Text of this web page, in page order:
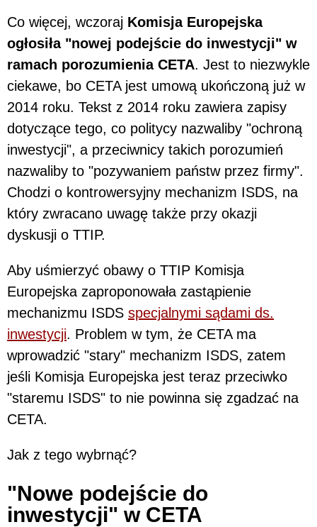
Co więcej, wczoraj Komisja Europejska
ogłosiła "nowej podejście do inwestycji" w
ramach porozumienia CETA. Jest to niezwykle
ciekawe, bo CETA jest umową ukończoną już w
2014 roku. Tekst z 2014 roku zawiera zapisy
dotyczące tego, co politycy nazwaliby "ochroną
inwestycji", a przeciwnicy takich porozumień
nazwaliby to "pozywaniem państw przez firmy".
Chodzi o kontrowersyjny mechanizm ISDS, na
który zwracano uwagę także przy okazji
dyskusji o TTIP.
Aby uśmierzyć obawy o TTIP Komisja
Europejska zaproponowała zastąpienie
mechanizmu ISDS specjalnymi sądami ds.
inwestycji. Problem w tym, że CETA ma
wprowadzić "stary" mechanizm ISDS, zatem
jeśli Komisja Europejska jest teraz przeciwko
"staremu ISDS" to nie powinna się zgadzać na
CETA.
Jak z tego wybrnąć?
"Nowe podejście do
inwestycji" w CETA